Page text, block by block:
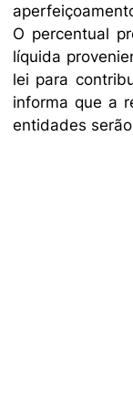
O percentual
líquida
lei para
informa que a
entidades